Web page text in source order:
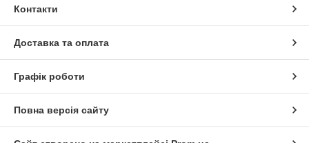
Контакти
Доставка та оплата
Графік роботи
Повна версія сайту